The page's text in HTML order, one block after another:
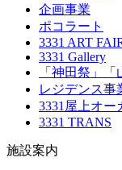
企画事業
ポコラート
3331 ART
3331 Gallery
「神田祭」
レジデンス事
3331屋上オー
3331 TRANS
施設案内